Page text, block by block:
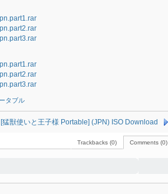
タブル
[猛獣使いと王子様 Portable] (JPN) ISO Download
Comments (0)
Trackbacks (0)